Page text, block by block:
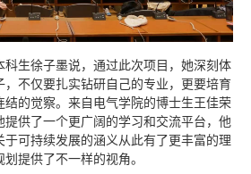
科生徐子墨说，通过此次项目，她深刻体
，不仅要扎实钻研自己的专业，更要培育
结的觉察。来自电气学院的博士生王佳荣
供了一个更广阔的学习和交流平台，他
于可持续发展的涵义从此有了更丰富的理
提供了不一样的视角。